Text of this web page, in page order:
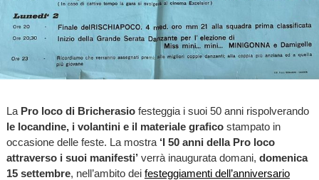
La Pro loco di Bricherasiofesteggia i suoi 50 anni rispolverando
le locandine, i volantini e il materiale graficostampato in
occasione delle feste. La mostra ‘I 50 anni della Pro loco
attraverso i suoi manifesti’verrà inaugurata domani, domenica
15 settembre, nell’ambito dei festeggiamenti dell’anniversario